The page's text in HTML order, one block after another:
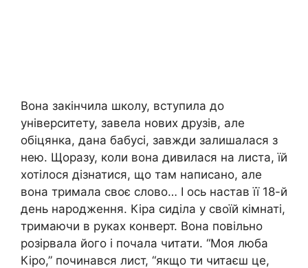
Вона закінчила школу, вступила до
університету, завела нових друзів, але
обіцянка, дана бабусі, завжди залишалася з
нею. Щоразу, коли вона дивилася на листа, їй
хотілося дізнатися, що там написано, але
вона тримала своє слово… І ось настав її 18-й
день народження. Кіра сиділа у своїй кімнаті,
тримаючи в руках конверт. Вона повільно
розірвала його і почала читати. “Моя люба
Кіро,” починався лист, “якщо ти читаєш це,